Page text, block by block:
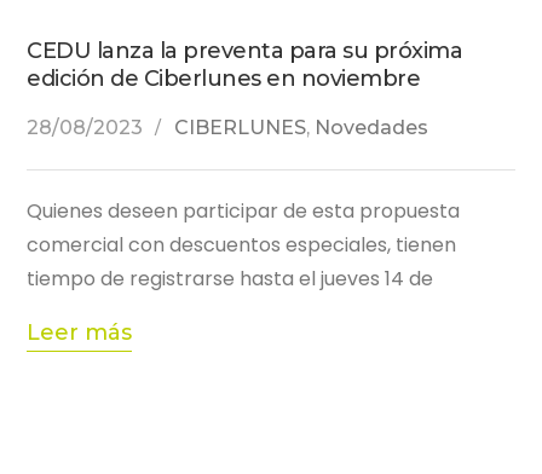
CEDU lanza la preventa para su próxima
edición de Ciberlunes en noviembre
28/08/2023 CIBERLUNES, Novedades
Quienes deseen participar de esta propuesta
comercial con descuentos especiales, tienen
tiempo de registrarse hasta el jueves 14 de
Leer más